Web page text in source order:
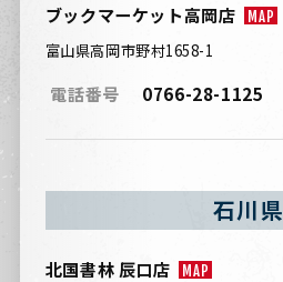
ブックマーケット高岡店 MAP
富山県高岡市野村1658-1
電話番号 0766-28-1125
石川県
北国書林 辰口店 MAP